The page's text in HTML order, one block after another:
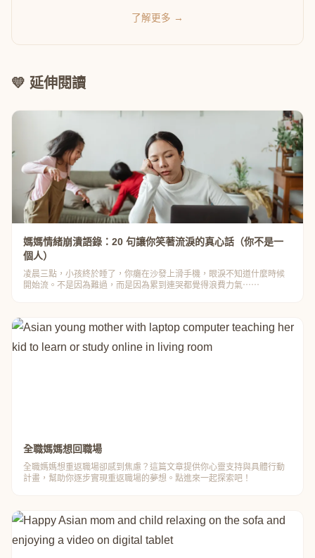
了解更多 →
💛 延伸閱讀
媽媽情緒崩潰語錄：20 句讓你笑著流淚的真心話（你不是一
個人）
凌晨三點，小孩終於睡了，你癱在沙發上滑手機，眼淚不知道什麼時候
開始流。不是因為難過，而是因為累到連哭都覺得浪費力氣⋯⋯
全職媽媽想回職場
全職媽媽想重返職場卻感到焦慮？這篇文章提供你心靈支持與具體行動
計畫，幫助你逐步實現重返職場的夢想。點進來一起探索吧！